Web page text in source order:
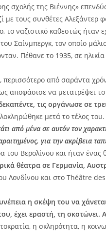
σχολής της Βιέννης»
τους συνθέτες Αλεξάντερ
ναζιστικό καθεστώς ήταν
Σαίνμπεργκ, τον οποίο
Πέθανε το 1935, σε
περισσότερο από σαράντα
αποφάσισε να μετατρέψει το
τις οργάνωσε σε
μετά το τέλος του.
από μένα σε αυτόν τον
για την ακρίβεια
του Βερολίνου και ήταν ένας
θέατρα σε Γερμανία,
Λονδίνου και στο Théâtre
η σκέψη του να
έχει εραστή, τη σκοτώνει.
η σκληρότητα, η